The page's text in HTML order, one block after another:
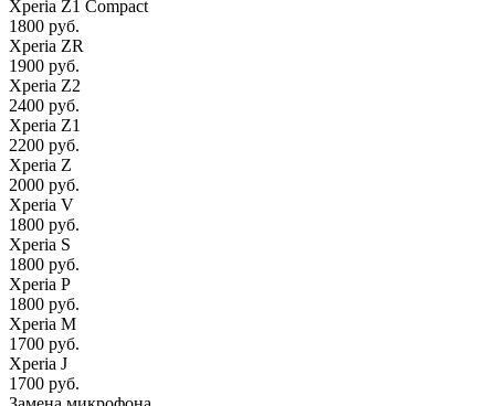
Xperia Z1 Compact
1800 руб.
Xperia ZR
1900 руб.
Xperia Z2
2400 руб.
Xperia Z1
2200 руб.
Xperia Z
2000 руб.
Xperia V
1800 руб.
Xperia S
1800 руб.
Xperia P
1800 руб.
Xperia M
1700 руб.
Xperia J
1700 руб.